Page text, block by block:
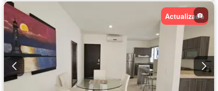
Cuarto de Limpieza
Estacionamiento
Jacuzzi
Jardín
Despacho
Recámara con closet
Sala polivalente
Seguridad
Televisión por cable
Terraza
Vista panorámica
Zonas verdes
Permite niños
Solo familias Completamente amueblado
Actualizado